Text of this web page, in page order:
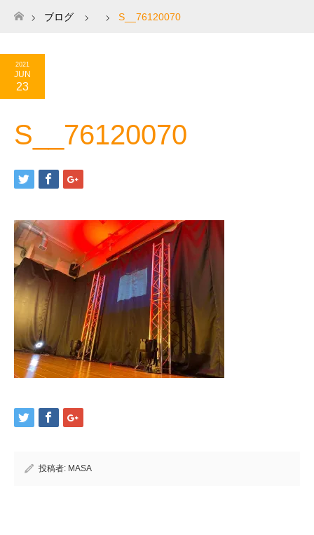
ホーム
ブログ S__76120070
2021
JUN
23
S__76120070
投稿者: MASA